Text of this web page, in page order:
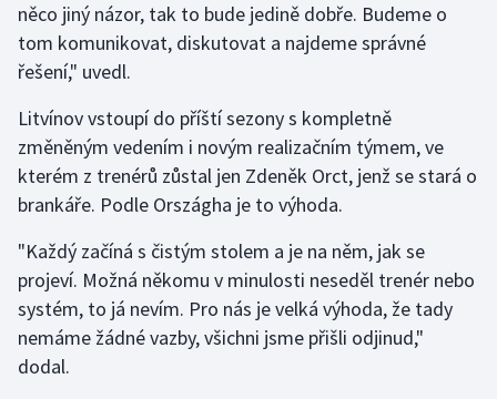
Vodní slalom
Volejbal
Ostatní
něco jiný názor, tak to bude jedině dobře. Budeme o
tom komunikovat, diskutovat a najdeme správné
řešení," uvedl.
Litvínov vstoupí do příští sezony s kompletně
změněným vedením i novým realizačním týmem, ve
kterém z trenérů zůstal jen Zdeněk Orct, jenž se stará o
brankáře. Podle Országha je to výhoda.
"Každý začíná s čistým stolem a je na něm, jak se
projeví. Možná někomu v minulosti neseděl trenér nebo
systém, to já nevím. Pro nás je velká výhoda, že tady
nemáme žádné vazby, všichni jsme přišli odjinud,"
dodal.